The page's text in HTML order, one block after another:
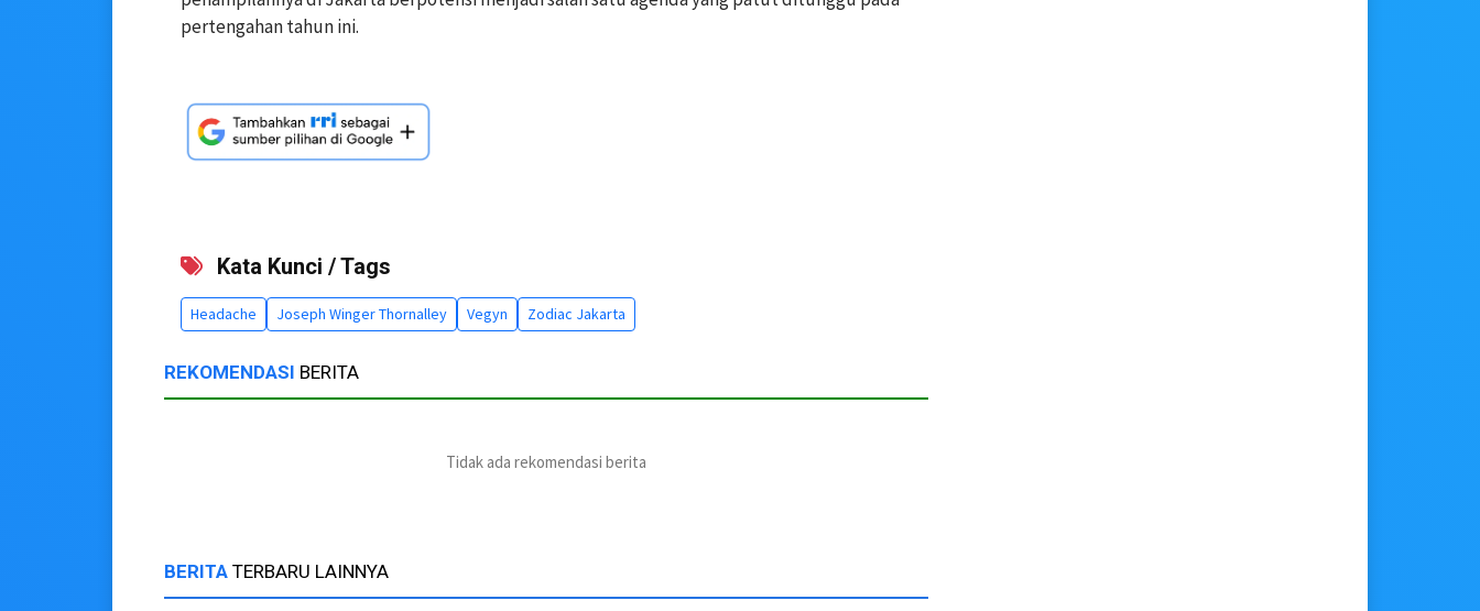
pertengahan tahun ini.
Kata Kunci / Tags
Headache Joseph Winger Thornalley Vegyn Zodiac Jakarta
REKOMENDASI BERITA
Tidak ada rekomendasi berita
BERITA TERBARU LAINNYA